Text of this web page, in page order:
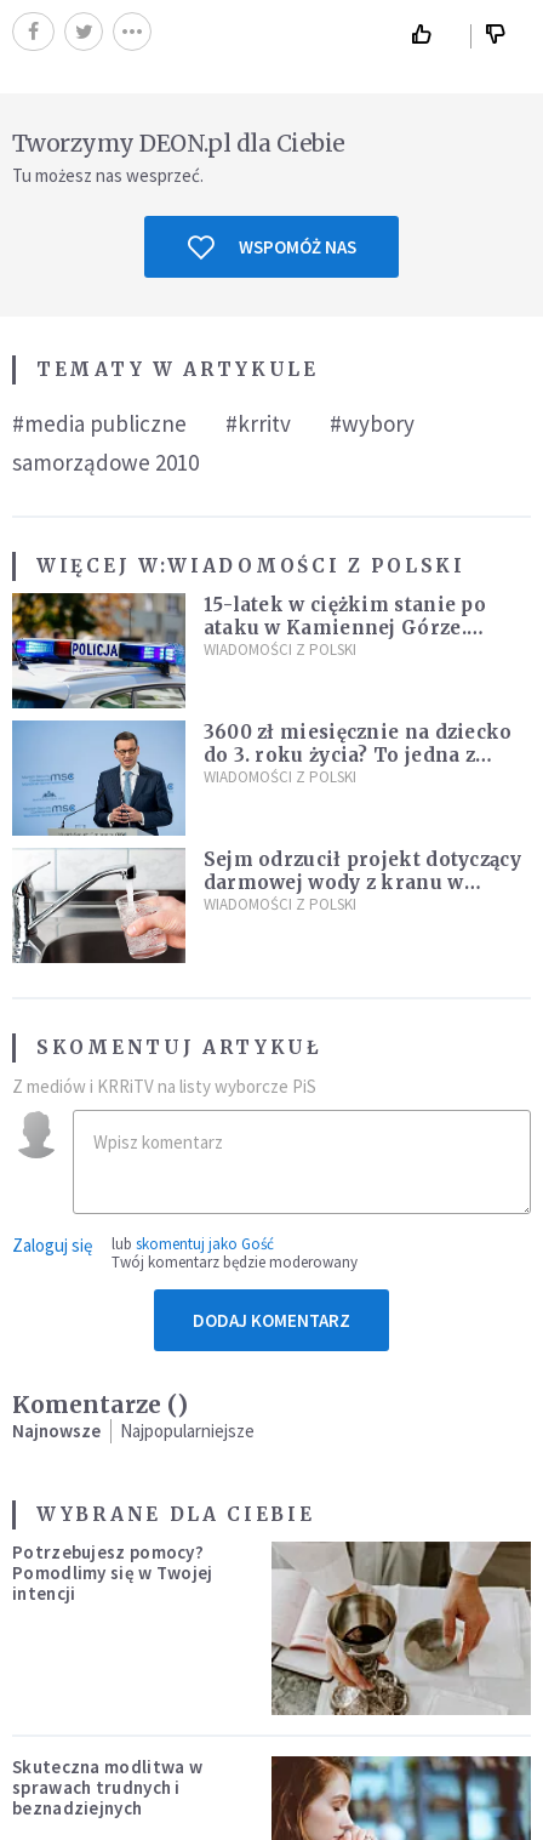
Tworzymy DEON.pl dla Ciebie
Tu możesz nas wesprzeć.
WSPOMÓŻ NAS
TEMATY W ARTYKULE
#media publiczne #krritv
#wybory
samorządowe 2010
WIĘCEJ W:WIADOMOŚCI Z POLSKI
15-latek w ciężkim stanie po
ataku w Kamiennej Górze.
Policja zatrzymała dwóch
WIADOMOŚCI Z POLSKI
3600 zł miesięcznie na dziecko
do 3. roku życia? To jedna z
propozycji programu "Rozwój
WIADOMOŚCI Z POLSKI
Sejm odrzucił projekt dotyczący
darmowej wody z kranu w
restauracjach
WIADOMOŚCI Z POLSKI
SKOMENTUJ ARTYKUŁ
Z mediów i KRRiTV na listy wyborcze PiS
Zaloguj się lub skomentuj jako Gość
Twój komentarz będzie moderowany
DODAJ KOMENTARZ
Komentarze ()
Najnowsze Najpopularniejsze
WYBRANE DLA CIEBIE
Potrzebujesz pomocy?
Pomodlimy się w Twojej
intencji
Skuteczna modlitwa w
sprawach trudnych i
beznadziejnych